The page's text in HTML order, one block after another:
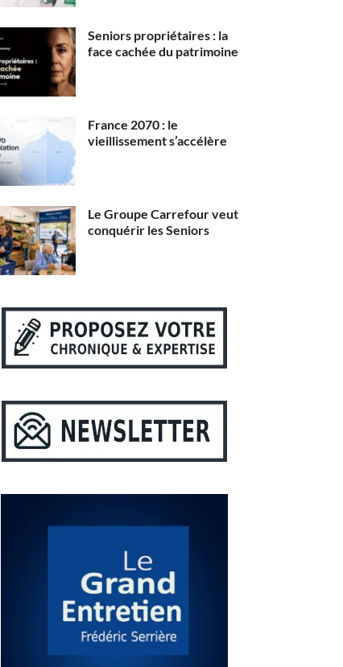
Seniors propriétaires : la
face cachée du patrimoine
France 2070 : le
vieillissement s’accélère
Le Groupe Carrefour veut
conquérir les Seniors